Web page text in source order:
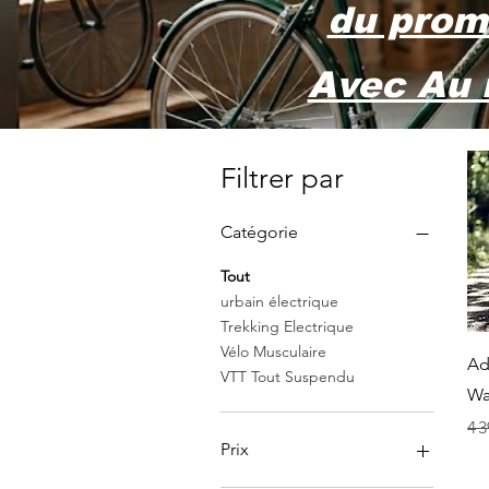
du
Avec Au
Filtrer par
Catégorie
Tout
urbain électrique
Trekking Electrique
Vélo Musculaire
VTT Tout Suspendu
Prix
4